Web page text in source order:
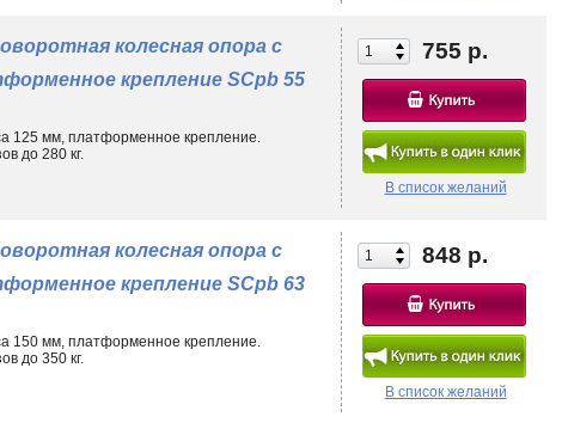
755 р.
В список желаний
колесная опора с
крепление SCpb 55
125 мм, платформенное крепление.
до 280 кг.
848 р.
В список желаний
колесная опора с
крепление SCpb 63
150 мм, платформенное крепление.
до 350 кг.